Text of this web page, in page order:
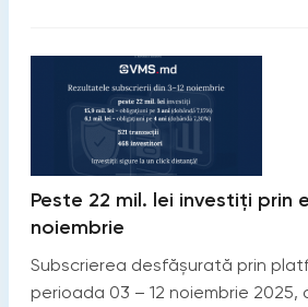
Peste 22 mil. lei investiți prin
noiembrie
Subscrierea desfășurată prin
perioada 03 – 12 noiembrie 2025,